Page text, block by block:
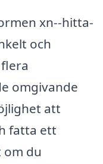
xn--hitta-
och
omgivande
att
fatta ett
du